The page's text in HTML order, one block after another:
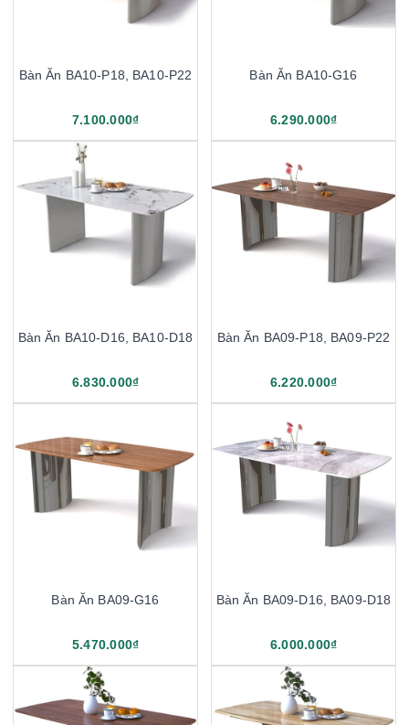
Bàn Ăn BA10-P18, BA10-P22
7.100.000₫
Bàn Ăn BA10-G16
6.290.000₫
Bàn Ăn BA10-D16, BA10-D18
6.830.000₫
Bàn Ăn BA09-P18, BA09-P22
6.220.000₫
Bàn Ăn BA09-G16
5.470.000₫
Bàn Ăn BA09-D16, BA09-D18
6.000.000₫